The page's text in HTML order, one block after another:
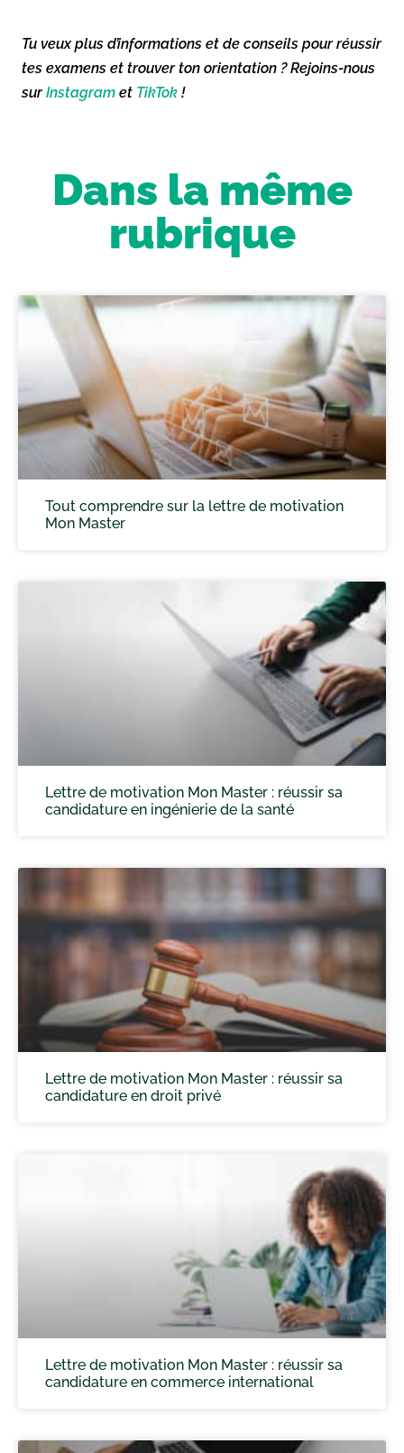
Tu veux plus d’informations et de conseils pour réussir
tes examens et trouver ton orientation ? Rejoins-nous
surInstagram et TikTok !
Dans la même
rubrique
Tout comprendre sur la lettre de motivation
Mon Master
Lettre de motivation Mon Master : réussir sa
candidature en ingénierie de la santé
Lettre de motivation Mon Master : réussir sa
candidature en droit privé
Lettre de motivation Mon Master : réussir sa
candidature en commerce international